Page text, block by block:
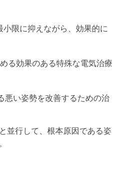
小限に抑えながら、効果的に
る効果のある特殊な電気治療
悪い姿勢を改善するための治
並行して、根本原因である姿